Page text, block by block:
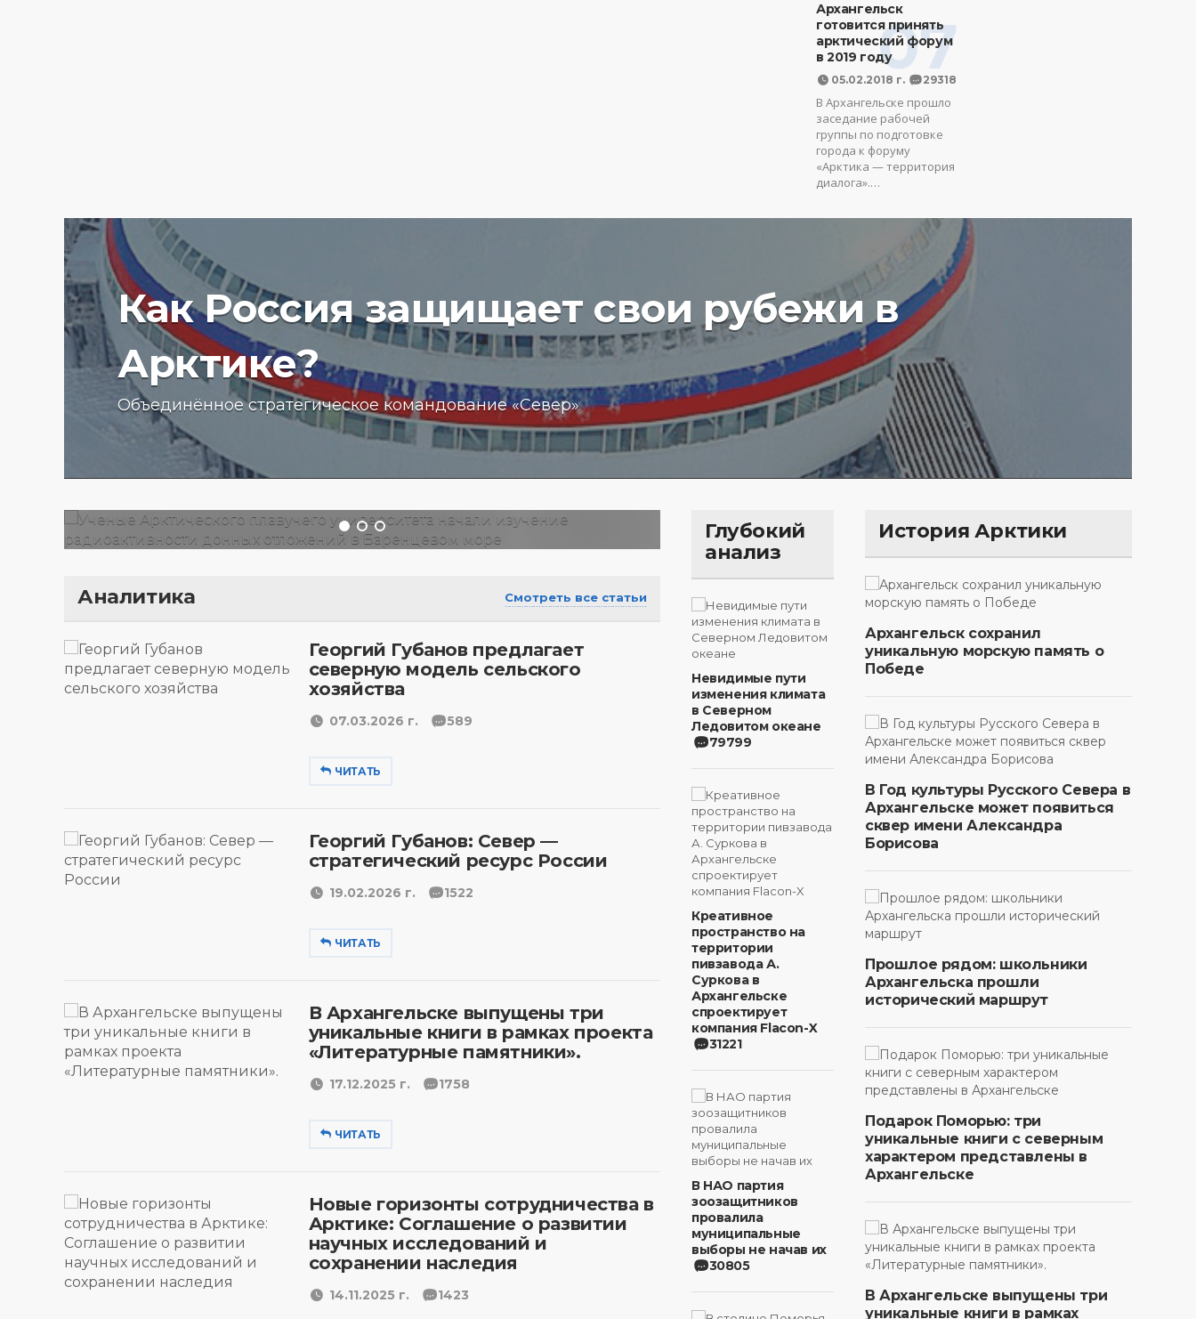
07
Архангельск
готовится принять
арктический форум
в 2019 году
05.02.2018 г. 29318
В Архангельске прошло
заседание рабочей
группы по подготовке
города к форуму
«Арктика — территория
диалога».…
Как Россия защищает свои рубежи в
Арктике?
Объединённое стратегическое командование «Север»
Ученые Арктического плавучего
университета начали изучение
радиоактивности донных
отложений в Баренцевом море
Бизнесу вредят пустые
обещания: Юрий Коробов о
проблемах чрезмерного
кредитования в РФ
Аналитика Смотреть все статьи
Георгий Губанов предлагает
северную модель сельского
хозяйства
07.03.2026 г. 589
ЧИТАТЬ
Георгий Губанов: Север —
стратегический ресурс России
19.02.2026 г. 1522
ЧИТАТЬ
В Архангельске выпущены три
уникальные книги в рамках проекта
«Литературные памятники».
17.12.2025 г. 1758
ЧИТАТЬ
Новые горизонты сотрудничества в
Арктике: Соглашение о развитии
научных исследований и
сохранении наследия
14.11.2025 г. 1423
Глубокий
анализ
Невидимые пути
изменения климата
в Северном
Ледовитом океане
79799
Креативное
пространство на
территории
пивзавода А.
Суркова в
Архангельске
спроектирует
компания Flacon-X
31221
В НАО партия
зоозащитников
провалила
муниципальные
выборы не начав их
30805
История Арктики
Архангельск сохранил
уникальную морскую память о
Победе
В Год культуры Русского Севера в
Архангельске может появиться
сквер имени Александра
Борисова
Прошлое рядом: школьники
Архангельска прошли
исторический маршрут
Подарок Поморью: три
уникальные книги с северным
характером представлены в
Архангельске
В Архангельске выпущены три
уникальные книги в рамках